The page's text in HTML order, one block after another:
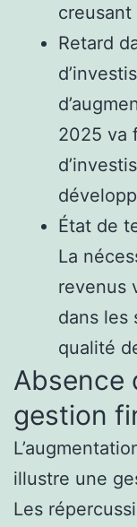
creusant
Retard
2025 va
État de
La
revenus
dans les
qualité
Absence
gestion
illustre une
Les